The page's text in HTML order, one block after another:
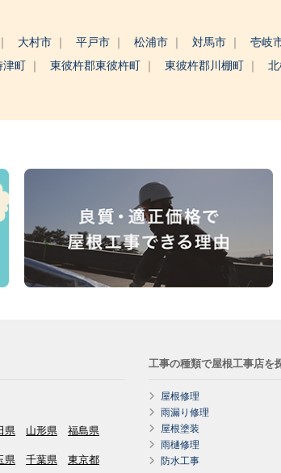
大村市 平戸市 松浦市 対馬市 壱岐
町 東彼杵郡東彼杵町 東彼杵郡川棚町 北
県 山形県 福島県
県 千葉県
東京都
工事の種類で屋根工事店を
屋根修理
雨漏り修理
屋根塗装
雨樋修理
防水工事